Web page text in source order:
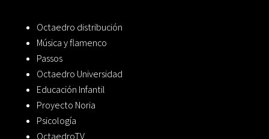
Octaedro distribución
Música y flamenco
Passos
Octaedro Universidad
Educación Infantil
Proyecto Noria
Psicología
OctaedroTV